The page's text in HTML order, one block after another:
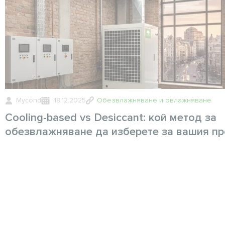
Mycond 18.12.2025 Обезвлажняване и овлажняване
Cooling-based vs Desiccant: кой метод за
обезвлажняване да изберете за вашия